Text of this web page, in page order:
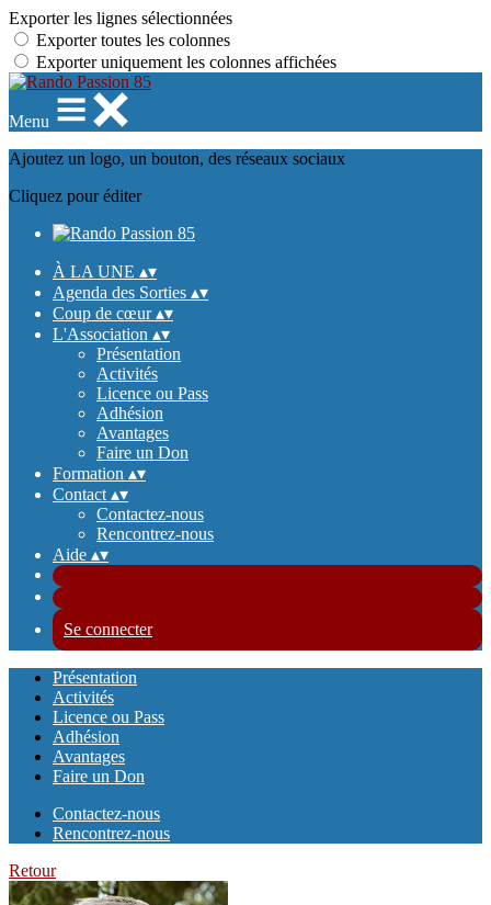
Exporter les lignes sélectionnées
Exporter toutes les colonnes
Exporter uniquement les colonnes affichées
Menu
Ajoutez un logo, un bouton, des réseaux sociaux
Cliquez pour éditer
À LA UNE ▴▾
Agenda des Sorties ▴▾
Coup de cœur▴▾
L'Association ▴▾
Présentation
Activités
Licence ou Pass
Adhésion
Avantages
Faire un Don
Formation ▴▾
Contact ▴▾
Contactez-nous
Rencontrez-nous
Aide ▴▾
Se connecter
Présentation
Activités
Licence ou Pass
Adhésion
Avantages
Faire un Don
Contactez-nous
Rencontrez-nous
Retour